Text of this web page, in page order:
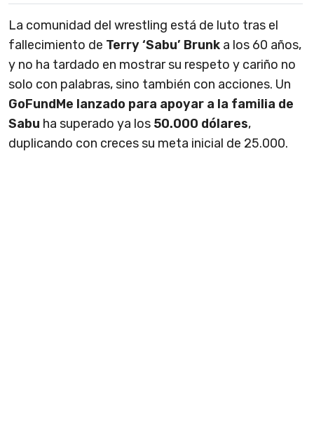
La comunidad del wrestling está de luto tras el
fallecimiento de Terry ‘Sabu’ Brunk a los 60 años,
y no ha tardado en mostrar su respeto y cariño no
solo con palabras, sino también con acciones. Un
GoFundMe lanzado para apoyar a la familia de
Sabu ha superado ya los 50.000 dólares,
duplicando con creces su meta inicial de 25.000.